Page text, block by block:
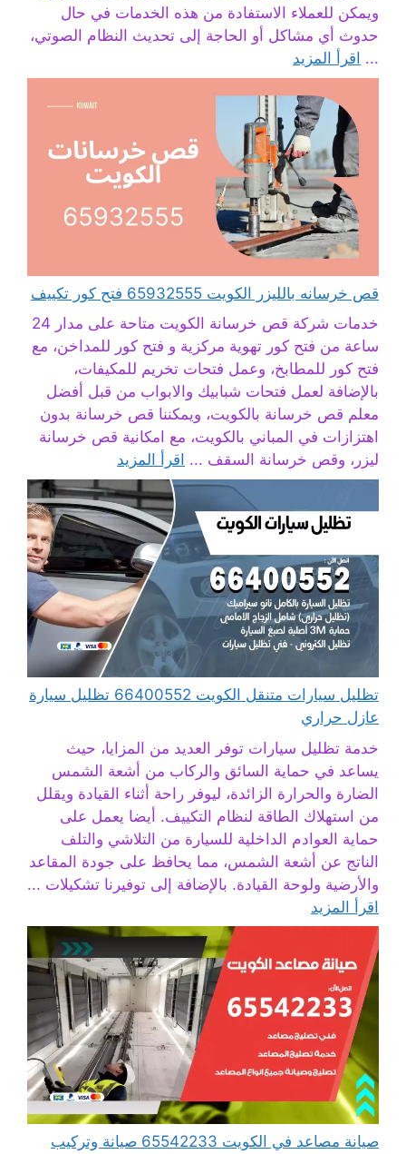
ويمكن للعملاء الاستفادة من هذه الخدمات في حال
حدوث أي مشاكل أو الحاجة إلى تحديث النظام الصوتي،
... اقرأ المزيد
قص خرسانه بالليزر الكويت 65932555 فتح كور تكييف
خدمات شركة قص خرسانة الكويت متاحة على مدار 24
ساعة من فتح كور تهوية مركزية و فتح كور للمداخن، مع
فتح كور للمطابخ، وعمل فتحات تخريم للمكيفات،
بالإضافة لعمل فتحات شبابيك والابواب من قبل أفضل
معلم قص خرسانة بالكويت، ويمكننا قص خرسانة بدون
اهتزازات في المباني بالكويت، مع امكانية قص خرسانة
ليزر، وقص خرسانة السقف ... اقرأ المزيد
تظليل سيارات متنقل الكويت 66400552 تظليل سيارة
عازل حراري
خدمة تظليل سيارات توفر العديد من المزايا، حيث
يساعد في حماية السائق والركاب من أشعة الشمس
الضارة والحرارة الزائدة، ليوفر راحة أثناء القيادة ويقلل
من استهلاك الطاقة لنظام التكييف. أيضا يعمل على
حماية العوادم الداخلية للسيارة من التلاشي والتلف
الناتج عن أشعة الشمس، مما يحافظ على جودة المقاعد
والأرضية ولوحة القيادة. بالإضافة إلى توفيرنا تشكيلات ...
اقرأ المزيد
صيانة مصاعد في الكويت 65542233 صيانة وتركيب